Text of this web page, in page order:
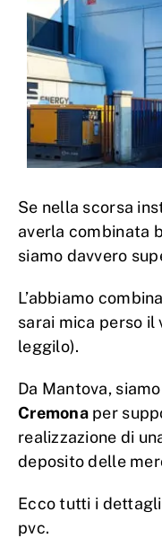
Prezzi capannoni
OTTIENI IL
Se nella scorsa
averla combinata
siamo davvero
L’abbiamo
sarai mica perso
leggilo).
Da Mantova,
Cremonaper
realizzazione di
deposito delle
Ecco tutti i
pvc.